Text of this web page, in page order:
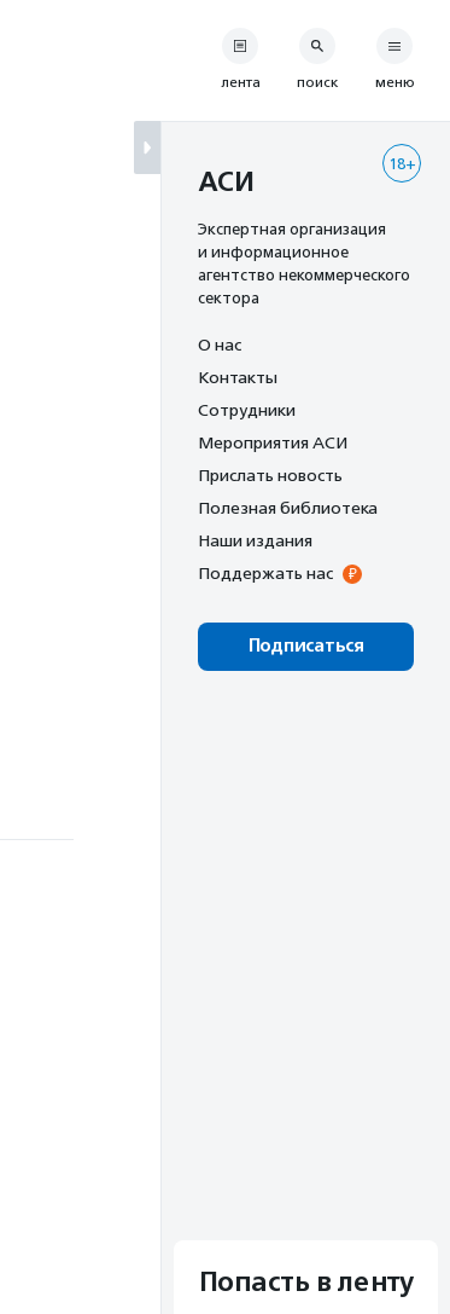
лента поиск меню
18+
АСИ
Экспертная организация
и информационное
агентство некоммерческого
сектора
О нас
Контакты
Сотрудники
Мероприятия АСИ
Прислать новость
Полезная библиотека
Наши издания
Поддержать нас
Подписаться
Попасть в ленту